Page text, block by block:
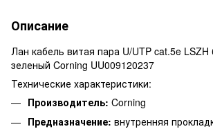
Описание
Лан кабель витая пара U/UTP cat.5e LSZH
зеленый Corning UU009120237
Технические характеристики:
Производитель: Corning
Предназначение: внутренняя